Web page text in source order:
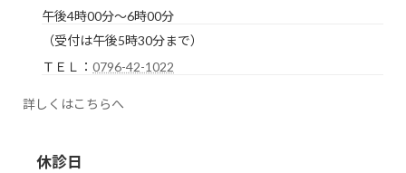
午後4時00分～6時00分
（受付は午後5時30分まで）
ＴＥＬ： 0796-42-1022
詳しくはこちらへ
休診日